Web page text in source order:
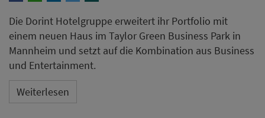
Die Dorint Hotelgruppe erweitert ihr Portfolio mit
einem neuen Haus im Taylor Green Business Park in
Mannheim und setzt auf die Kombination aus Business
und Entertainment.
Weiterlesen